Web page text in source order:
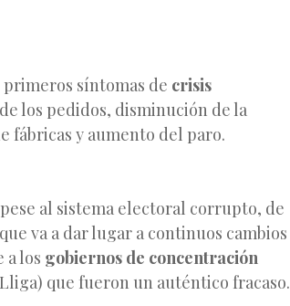
síntomas de crisis
los pedidos, disminución de la
fábricas y aumento del paro.
al sistema electoral corrupto, de
va a dar lugar a continuos cambios
a los gobiernos de concentración
que fueron un auténtico fracaso.